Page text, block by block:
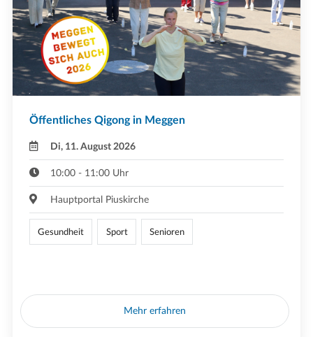
Öffentliches Qigong in Meggen
Di, 11. August 2026
10:00 - 11:00 Uhr
Hauptportal Piuskirche
Gesundheit Sport Senioren
Mehr erfahren